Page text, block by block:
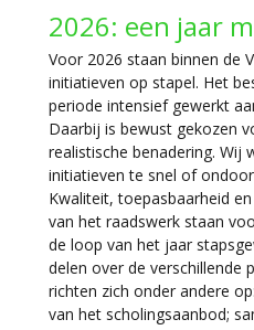
2026: een jaar
Voor 2026 staan binnen de
initiatieven op stapel. Het
periode intensief gewerkt
Daarbij is bewust gekozen
realistische benadering. Wij
initiatieven te snel of
Kwaliteit, toepasbaarheid
van het raadswerk staan
de loop van het jaar
delen over de verschillende
richten zich onder andere
van het scholingsaanbod;